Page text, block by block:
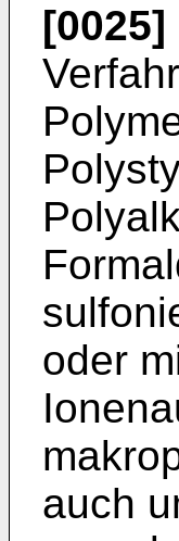
[0025]
oder
auch